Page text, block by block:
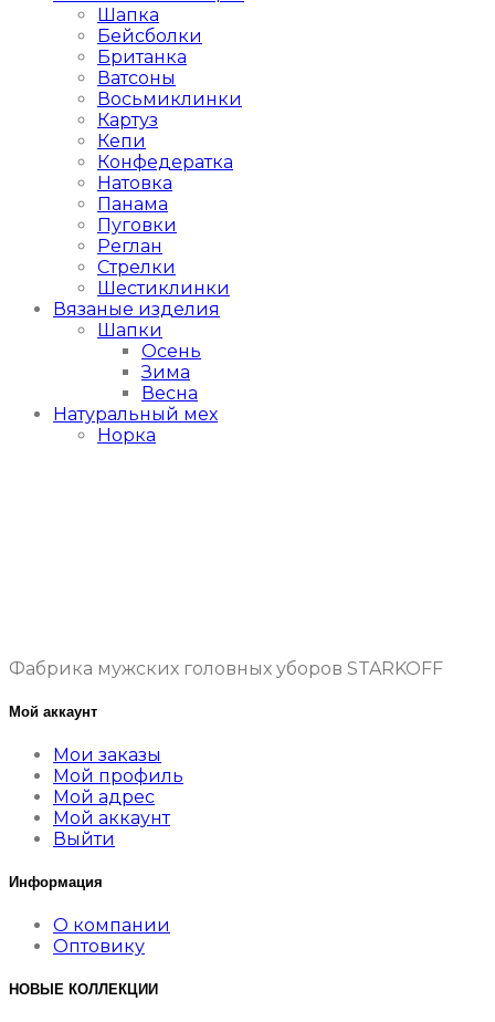
Шапка
Бейсболки
Британка
Ватсоны
Восьмиклинки
Картуз
Кепи
Конфедератка
Натовка
Панама
Пуговки
Реглан
Стрелки
Шестиклинки
Вязаные изделия
Шапки
Осень
Зима
Весна
Натуральный мех
Норка
Фабрика мужских головных уборов STARKOFF
Мой аккаунт
Мои заказы
Мой профиль
Мой адрес
Мой аккаунт
Выйти
Информация
О компании
Оптовику
НОВЫЕ КОЛЛЕКЦИИ